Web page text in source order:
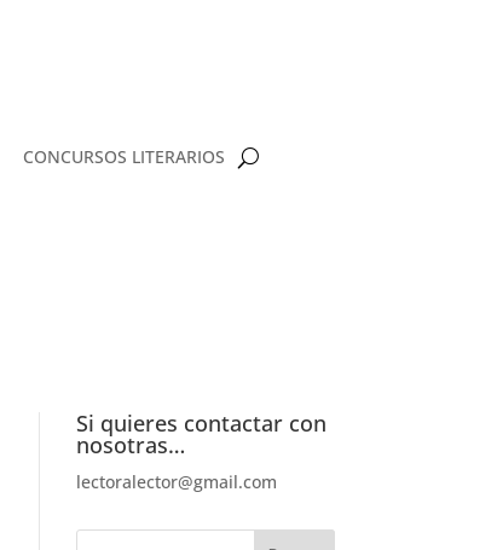
CONCURSOS LITERARIOS
Si quieres contactar con
nosotras…
lectoralector@gmail.com